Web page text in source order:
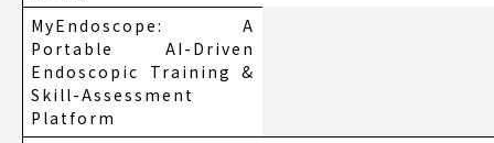
MyEndoscope: A
Portable AI-Driven
Endoscopic Training &
Skill-Assessment
Platform